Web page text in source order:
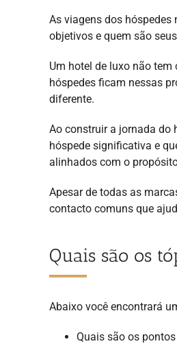
As viagens dos
objetivos e quem são
Um hotel de luxo não
hóspedes ficam nessas
diferente.
Ao construir a jornada do
hóspede significativa e
alinhados com o
Apesar de todas as
contacto comuns que
Quais são os
Abaixo você encontrará
Quais são os